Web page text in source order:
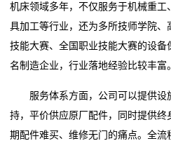
机床领域多年，不仅服务于机械重
具加工等行业，还为多所技师学院
技能大赛、全国职业技能大赛的设
名制造企业，行业落地经验比较丰富。
服务体系方面，公司可以提供设
持，平价供应原厂配件，同时提供
期配件难买、维修无门的痛点。全